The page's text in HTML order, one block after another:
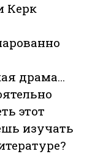
Керк
драма…
этот
изучать